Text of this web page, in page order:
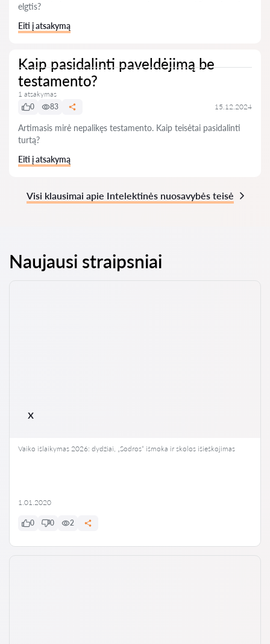
elgtis?
Eiti į atsakymą
Kaip pasidalinti paveldėjimą be
testamento?
1 atsakymas
0
83 15.12.2024
Artimasis mirė nepalikęs testamento. Kaip teisėtai pasidalinti
turtą?
Eiti į atsakymą
Visi klausimai apie Intelektinės nuosavybės teisė
Naujausi straipsniai
x
Vaiko išlaikymas 2026: dydžiai, „Sodros“ išmoka ir skolos išieškojimas
1.01.2020
0 0 2